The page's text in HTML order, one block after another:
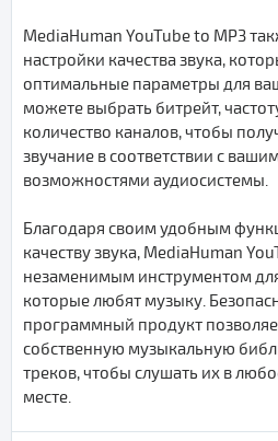
MediaHuman YouTube to MP3
настройки качества звука,
оптимальные параметры для
можете выбрать битрейт,
количество каналов, чтобы
звучание в соответствии с
возможностями аудиосистемы.
Благодаря своим удобным
качеству звука, MediaHuman
незаменимым инструментом
которые любят музыку.
программный продукт
собственную музыкальную
треков, чтобы слушать их в
месте.